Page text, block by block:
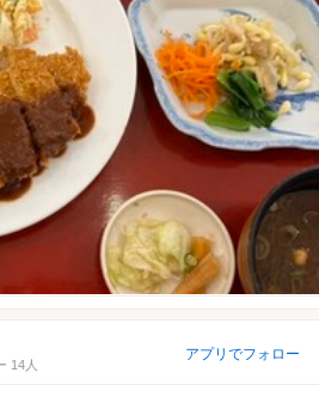
14人
アプリでフォロー